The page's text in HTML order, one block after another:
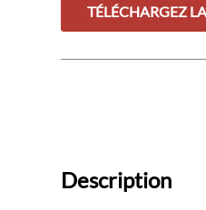
TÉLÉCHARGEZ
Description